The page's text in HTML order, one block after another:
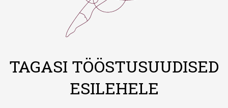
TAGASI TÖÖSTUSUUDISED
ESILEHELE